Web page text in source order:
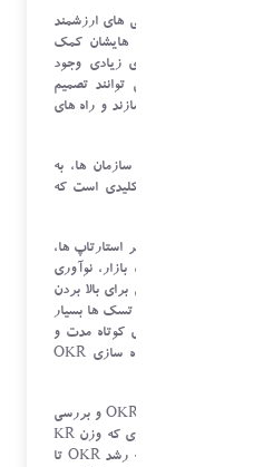
به عنوان یکی از دارایی های ارزشمند
ها در تصمیم گیری هایشان کمک
سازمان ها، ابزارهای زیادی وجود
در سازمان ها، می توانند تصمیم
سازمان شان آگاه سازند و راه های
و مدیریت اهداف در سازمان ها، به
خصوص سازمان های چابک، OKR یا اهداف و نتایج کلیدی است که
فناوری محور نظیر استارتاپ ها،
رقابت تنگاتنگ بازار، نوآوری
و همچنین تلاش برای بالا بردن
موجب شده تنوع تسک ها بسیار
کلان خود، برنامه های کوتاه مدت و
بلند مدتی را تدوین کنند. در اینجاست که نیاز به پیاده سازی OKR
اما مشکلی که در بسیاری از سازمان ها برای پیاده سازی OKR و بررسی
نتایج آن وجود دارد، عدم داده محور بودن آن است. بطوری که وزن KR
ها، و نرخ پیشرفت و نهایتا رتبه ای که تعیین می کند که رشد OKR تا